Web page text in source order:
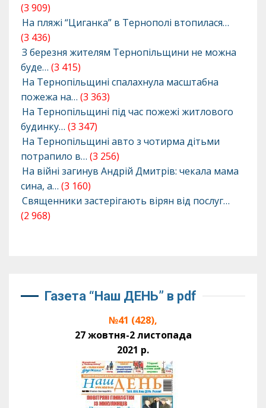
(3 909)
На пляжі “Циганка” в Тернополі втопилася…
(3 436)
З березня жителям Тернопільщини не можна
буде… (3 415)
На Тернопільщині спалахнула масштабна
пожежа на… (3 363)
На Тернопільщині під час пожежі житлового
будинку… (3 347)
На Тернопільщині авто з чотирма дітьми
потрапило в… (3 256)
На війні загинув Андрій Дмитрів: чекала мама
сина, а… (3 160)
Священники застерігають вірян від послуг…
(2 968)
Газета “Наш ДЕНЬ” в pdf
№41 (428),
27 жовтня-2 листопада
2021 р.